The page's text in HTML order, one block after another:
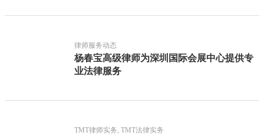
律师服务动态
杨春宝高级律师为深圳国际会展中心提供专
业法律服务
TMT律师实务, TMT法律实务